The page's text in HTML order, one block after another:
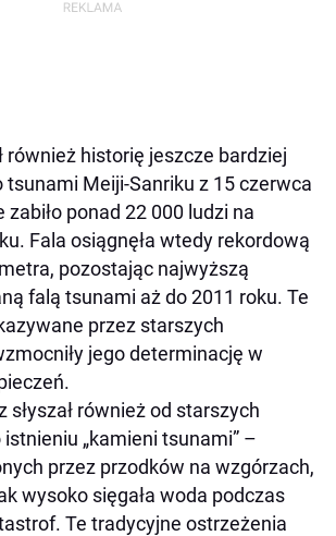
również historię jeszcze bardziej
Meiji-Sanriku z 15 czerwca
zabiło ponad 22 000 ludzi na
Fala osiągnęła wtedy rekordową
pozostając najwyższą
falą tsunami aż do 2011 roku. Te
przez starszych
jego determinację w
słyszał również od starszych
„kamieni tsunami” –
przez przodków na wzgórzach,
wysoko sięgała woda podczas
Te tradycyjne ostrzeżenia